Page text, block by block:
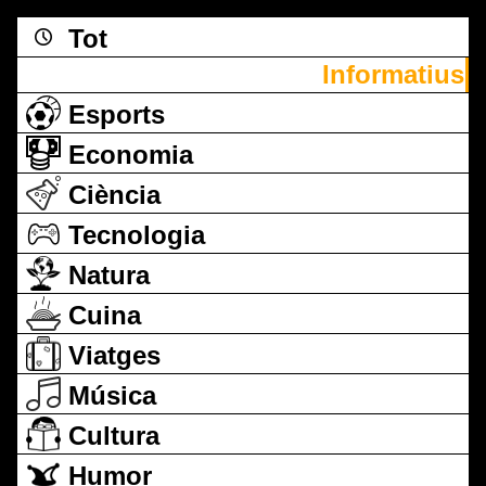
Tot
Informatius
Esports
Economia
Ciència
Tecnologia
Natura
Cuina
Viatges
Música
Cultura
Humor